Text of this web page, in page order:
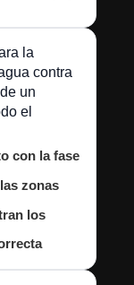
la
contra
un
el
con la fase
zonas
los